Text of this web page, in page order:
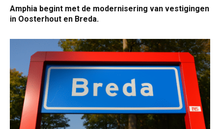
Amphia begint met de modernisering van vestigingen
in Oosterhout en Breda.